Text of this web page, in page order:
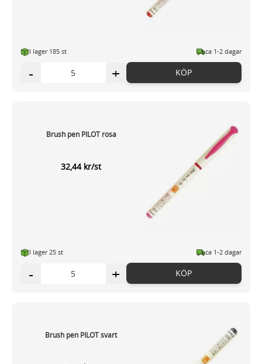
I lager 185 st ca 1-2 dagar
- + KÖP
Brush pen PILOT rosa
32,44 kr/st
I lager 25 st ca 1-2 dagar
- + KÖP
Brush pen PILOT svart